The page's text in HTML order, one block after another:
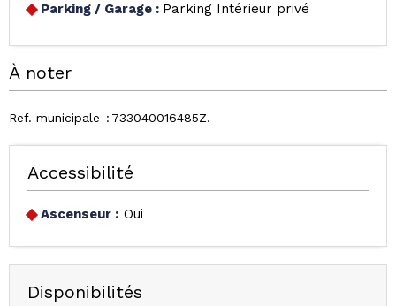
Parking / Garage : Parking Intérieur privé
À noter
Ref. municipale 733040016485Z
Accessibilité
Ascenseur : Oui
Disponibilités